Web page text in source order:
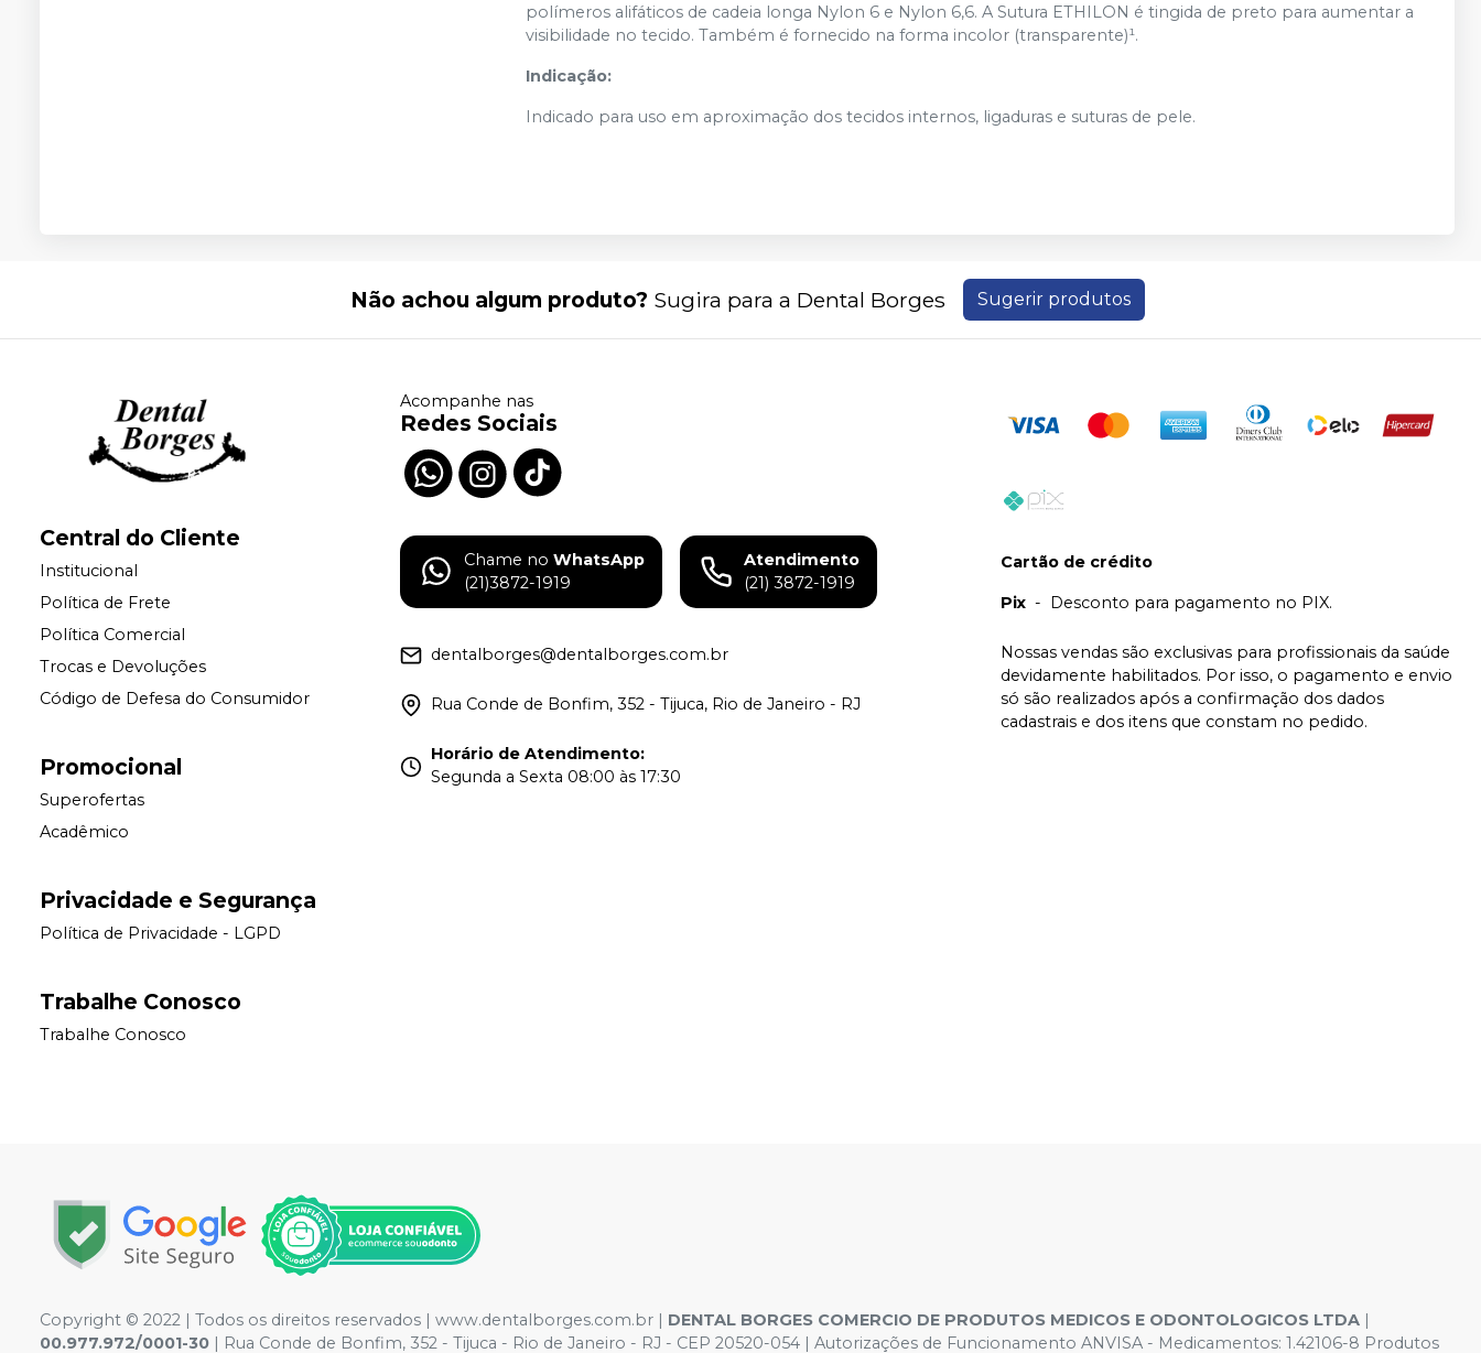
polímeros alifáticos de cadeia longa Nylon 6 e Nylon 6,6. A Sutura ETHILON é tingida de preto para aumentar a
visibilidade no tecido. Também é fornecido na forma incolor (transparente)¹.
Indicação:
Indicado para uso em aproximação dos tecidos internos, ligaduras e suturas de pele.
Não achou algum produto? Sugira para a Dental Borges Sugerir produtos
Central do Cliente
Institucional
Política de Frete
Política Comercial
Trocas e Devoluções
Código de Defesa do Consumidor
Promocional
Superofertas
Acadêmico
Privacidade e Segurança
Política de Privacidade - LGPD
Trabalhe Conosco
Trabalhe Conosco
Acompanhe nas
Redes Sociais
Chame no WhatsApp
(21)3872-1919
Atendimento
(21) 3872-1919
dentalborges@dentalborges.com.br
Rua Conde de Bonfim, 352 - Tijuca, Rio de Janeiro - RJ
Horário de Atendimento:
Segunda a Sexta 08:00 às 17:30
Cartão de crédito
Pix - Desconto para pagamento no PIX.
Nossas vendas são exclusivas para profissionais da saúde
devidamente habilitados. Por isso, o pagamento e envio
só são realizados após a confirmação dos dados
cadastrais e dos itens que constam no pedido.
Copyright © 2022 | Todos os direitos reservados | www.dentalborges.com.br | DENTAL BORGES COMERCIO DE PRODUTOS MEDICOS E ODONTOLOGICOS LTDA |
00.977.972/0001-30 | Rua Conde de Bonfim, 352 - Tijuca - Rio de Janeiro - RJ - CEP 20520-054 | Autorizações de Funcionamento ANVISA - Medicamentos: 1.42106-8 Produtos